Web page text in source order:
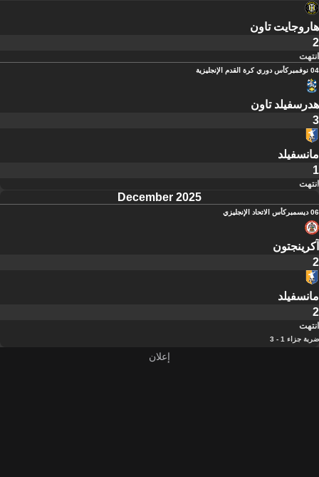
هاروجايت تاون
2
انتهت
04 نوفمبر كأس دوري كرة القدم الإنجليزية
هدرسفيلد تاون
3
مانسفيلد
1
انتهت
December 2025
06 ديسمبر كأس الاتحاد الإنجليزي
آكرينجتون
2
مانسفيلد
2
انتهت
ضربة جزاء 1 - 3